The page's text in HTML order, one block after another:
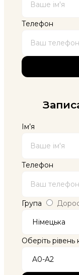
Телефон
Ім’я
Телефон
Група
Оберіть рівень